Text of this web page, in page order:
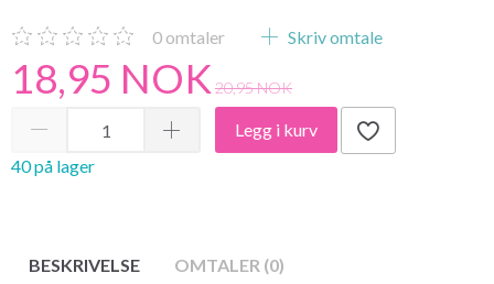
0 omtaler Skriv omtale
18,95 NOK 20,95 NOK
Legg i kurv
40 på lager
BESKRIVELSE OMTALER (0)